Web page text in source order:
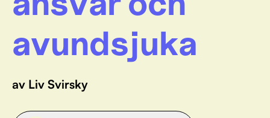
avundsjuka
av Liv Svirsky